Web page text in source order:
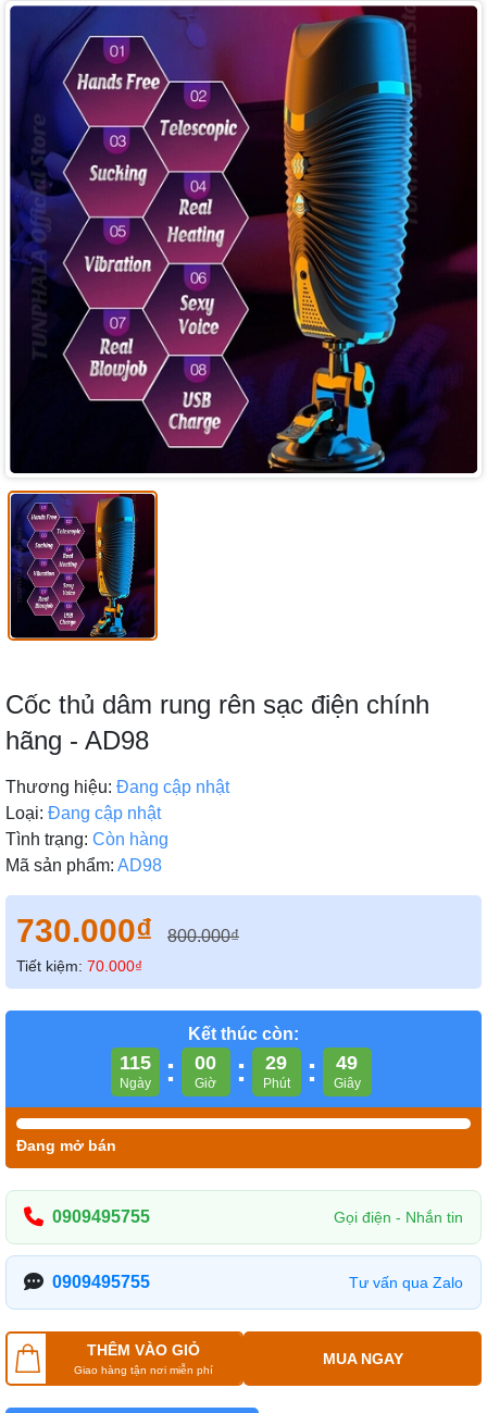
Cốc thủ dâm rung rên sạc điện chính
hãng - AD98
Thương hiệu: Đang cập nhật
Loại: Đang cập nhật
Tình trạng: Còn hàng
Mã sản phẩm: AD98
730.000₫ 800.000₫
Tiết kiệm: 70.000₫
Kết thúc còn:
115
Ngày : 00
Giờ : 29
Phút : 47
Giây
Đang mở bán
0909495755 Gọi điện - Nhắn tin
0909495755 Tư vấn qua Zalo
THÊM VÀO GIỎ
Giao hàng tận nơi miễn phí
MUA NGAY